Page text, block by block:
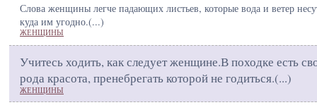
Слова женщины легче падающих листьев, которые вода и ветер
куда им угодно.(...)
ЖЕНЩИНЫ
Учитесь ходить, как следует женщине.В походке есть
рода красота, пренебрегать которой не годиться.(...)
ЖЕНЩИНЫ